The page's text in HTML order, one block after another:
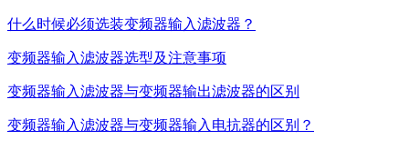
什么时候必须选装变频器输入滤波器？
变频器输入滤波器选型及注意事项
变频器输入滤波器与变频器输出滤波器的区别
变频器输入滤波器与变频器输入电抗器的区别？